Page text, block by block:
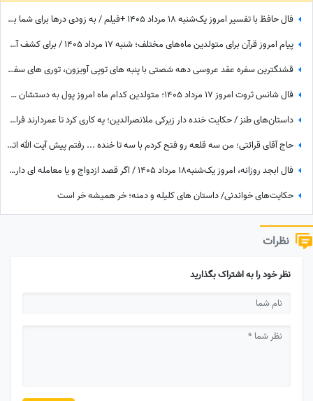
فال حافظ با تفسیر امروز یک‌شنبه 18 مرداد 1405 +فیلم / به زودی درها برای شما باز می شود و به مقصود خود می رسید اما این ممکن است ...
پیام امروز قرآن برای متولدین ماه‌های مختلف؛ شنبه 17 مرداد 1405 / برای کشف آرامش و خوشبختی به آغوش خدا برویم
قشنگترین سفره عقد عروسی دهه شصتی با پنبه های توپی آویزون، توری های سفید و صورتی، آینه و شمعدون طلایی و کیک با دیزاین مخصوص همون روزا
فال شانس ثروت امروز 17 مرداد 1405؛ متولدین کدام ماه امروز پول به دستشان می‌رسد؟ شاید شانس امروز با تو یار باشه😍💲💸💰واریزی غیرمنتظره در راهه...
داستان‌های طنز / حکایت خنده دار زیرکی ملانصرالدین؛ یه کاری کرد تا عمردارند فراموش نکنند 😂+ ویدئو
حاج آقای قرائتی؛ من سه قلعه رو فتح کردم با سه تا خنده ... رفتم پیش آیت الله اتاق بگیرم بهم اتاق ندادن گفتن ریش نداری.. خندوندمش با این خنده قانون عمامه و ریش رفت هوا..😂👌
فال ابجد روزانه، امروز یک‌شنبه18 مرداد 1405 / اگر قصد ازدواج و یا معامله ای داری و یا قصد شراکت و سرمایه گذاری داری ...
حکایت‌های خواندنی/ داستان های کلیله و دمنه؛ خر همیشه خر است
نظرات
نظر خود را به اشتراک بگذارید